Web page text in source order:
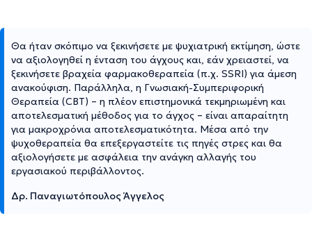
Θα ήταν σκόπιμο να ξεκινήσετε με ψυχιατρική εκτίμηση, ώστε
να αξιολογηθεί η ένταση του άγχους και, εάν χρειαστεί, να
ξεκινήσετε βραχεία φαρμακοθεραπεία (π.χ. SSRI) για άμεση
ανακούφιση. Παράλληλα, η Γνωσιακή-Συμπεριφορική
Θεραπεία (CBT) – η πλέον επιστημονικά τεκμηριωμένη και
αποτελεσματική μέθοδος για το άγχος – είναι απαραίτητη
για μακροχρόνια αποτελεσματικότητα. Μέσα από την
ψυχοθεραπεία θα επεξεργαστείτε τις πηγές στρες και θα
αξιολογήσετε με ασφάλεια την ανάγκη αλλαγής του
εργασιακού περιβάλλοντος.
Δρ. Παναγιωτόπουλος Άγγελος